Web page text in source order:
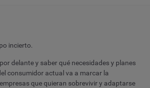
incierto.
delante y saber qué necesidades y planes
consumidor actual va a marcar la
que quieran sobrevivir y adaptarse